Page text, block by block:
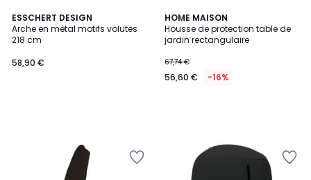
ESSCHERT DESIGN
Arche en métal motifs volutes
218 cm
58,90 €
HOME MAISON
Housse de protection table de
jardin rectangulaire
67,74 €
56,60 € -16%